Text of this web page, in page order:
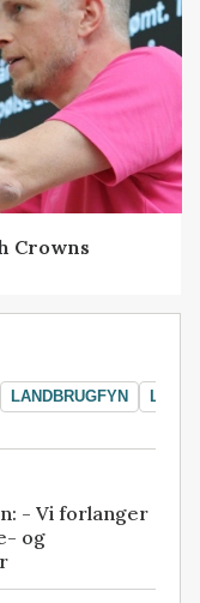
Crowns
LANDBRUGFYN
- Vi forlanger
og